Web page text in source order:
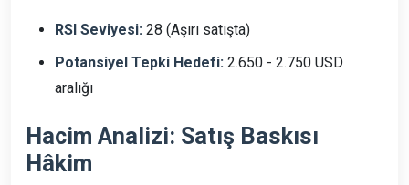
RSI Seviyesi: 28 (Aşırı satışta)
Potansiyel Tepki Hedefi: 2.650 - 2.750 USD
aralığı
Hacim Analizi: Satış Baskısı
Hâkim